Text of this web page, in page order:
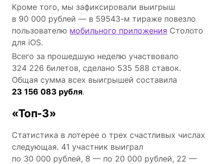
Кроме того, мы зафиксировали выигрыш
в 90 000 рублей — в 59543-м тираже повезло
пользователю мобильного приложения Столото
для iOS.
Всего за прошедшую неделю участвовало
324 226 билетов, сделано 535 588 ставок.
Общая сумма всех выигрышей составила
23 156 083 рубля.
«Топ-3»
Статистика в лотерее о трех счастливых числах
следующая. 41 участник выиграл
по 30 000 рублей, 8 — по 20 000 рублей, 22 —